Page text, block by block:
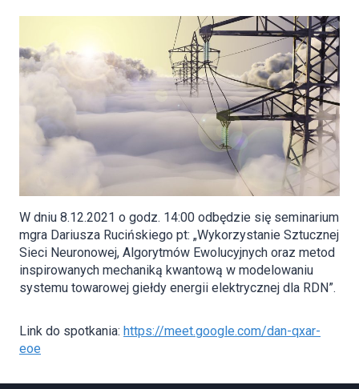
W dniu 8.12.2021 o godz. 14:00 odbędzie się seminarium
mgra Dariusza Rucińskiego pt: „Wykorzystanie Sztucznej
Sieci Neuronowej, Algorytmów Ewolucyjnych oraz metod
inspirowanych mechaniką kwantową w modelowaniu
systemu towarowej giełdy energii elektrycznej dla RDN”.
Link do spotkania: https://meet.google.com/dan-qxar-
eoe